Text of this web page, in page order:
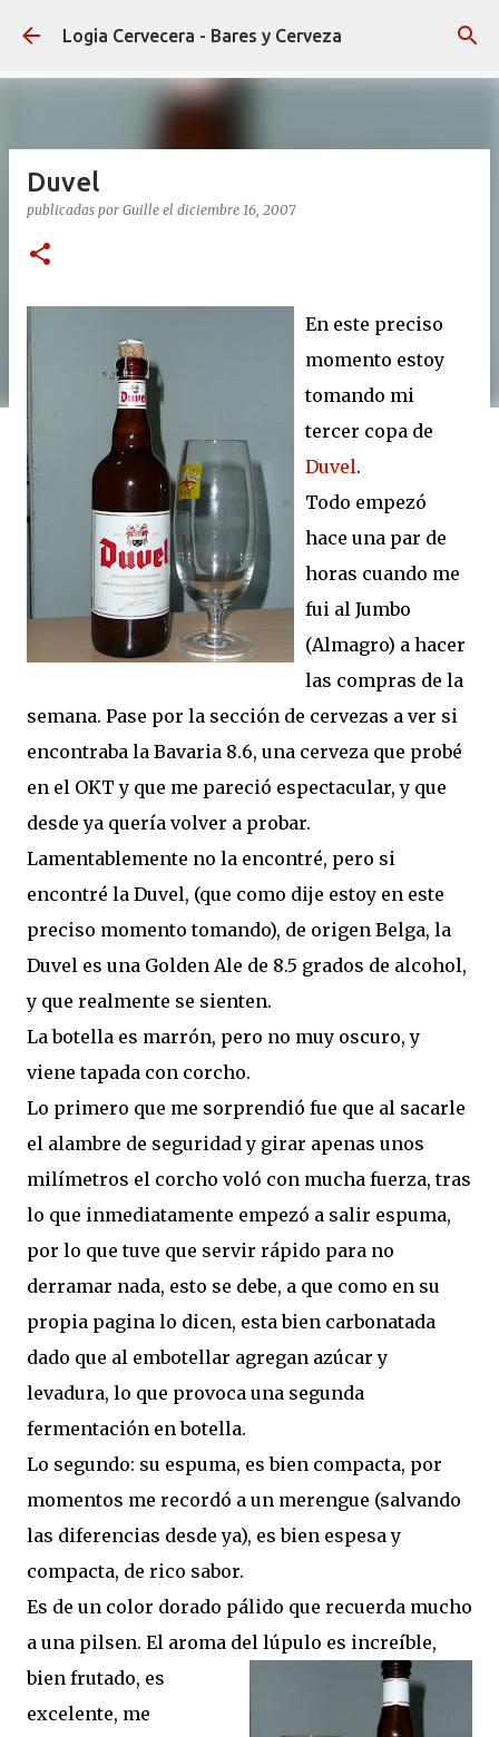
Ir al contenido principal
Logia Cervecera - Bares y Cerveza
Duvel
publicadas por Guille el diciembre 16, 2007
En este preciso
momento estoy
tomando mi
tercer copa de
Duvel.
Todo empezó
hace una par de
horas cuando me
fui al Jumbo
(Almagro) a hacer
las compras de la
semana. Pase por la sección de cervezas a ver si
encontraba la Bavaria 8.6, una cerveza que probé
en el OKT y que me pareció espectacular, y que
desde ya quería volver a probar.
Lamentablemente no la encontré, pero si
encontré la Duvel, (que como dije estoy en este
preciso momento tomando), de origen Belga, la
Duvel es una Golden Ale de 8.5 grados de alcohol,
y que realmente se sienten.
La botella es marrón, pero no muy oscuro, y
viene tapada con corcho.
Lo primero que me sorprendió fue que al sacarle
el alambre de seguridad y girar apenas unos
milímetros el corcho voló con mucha fuerza, tras
lo que inmediatamente empezó a salir espuma,
por lo que tuve que servir rápido para no
derramar nada, esto se debe, a que como en su
propia pagina lo dicen, esta bien carbonatada
dado que al embotellar agregan azúcar y
levadura, lo que provoca una segunda
fermentación en botella.
Lo segundo: su espuma, es bien compacta, por
momentos me recordó a un merengue (salvando
las diferencias desde ya), es bien espesa y
compacta, de rico sabor.
Es de un color dorado pálido que recuerda mucho
a una pilsen. El aroma del lúpulo es increíble,
bien frutado, es
excelente, me